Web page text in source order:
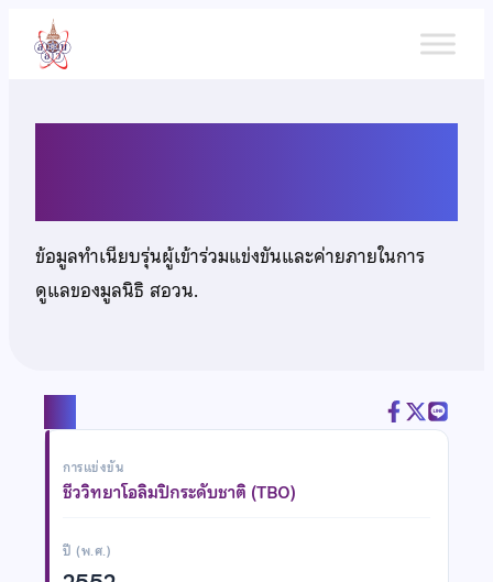
เนื้อหา
ข้อมูลทำเนียบรุ่นผู้เข้าร่วมแข่งขันและค่ายภายในการ
ดูแลของมูลนิธิ สอวน.
การแข่งขัน
ชีววิทยาโอลิมปิกระดับชาติ (TBO)
ปี (พ.ศ.)